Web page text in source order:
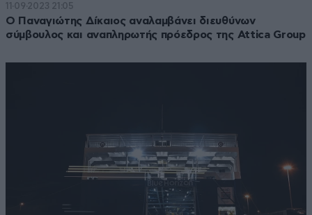
11·09·2023 21:05
O Παναγιώτης Δίκαιος αναλαμβάνει διευθύνων
σύμβουλος και αναπληρωτής πρόεδρος της Attica Group